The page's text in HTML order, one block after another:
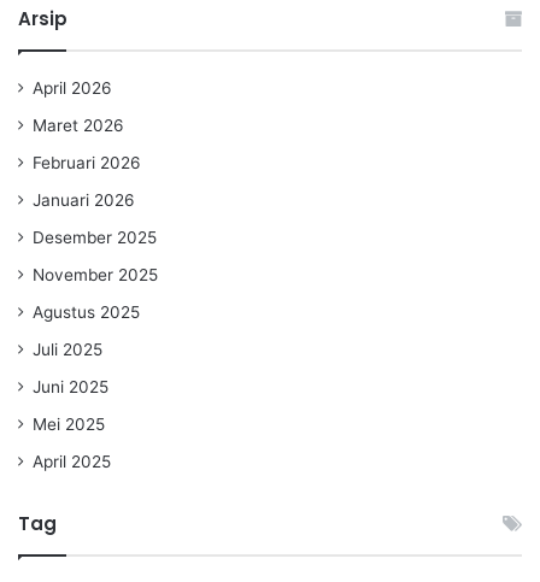
Arsip
April 2026
Maret 2026
Februari 2026
Januari 2026
Desember 2025
November 2025
Agustus 2025
Juli 2025
Juni 2025
Mei 2025
April 2025
Tag